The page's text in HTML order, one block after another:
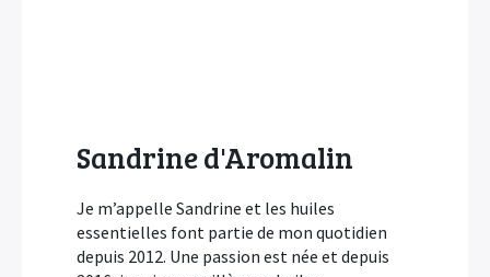
Sandrine d'Aromalin
Je m’appelle Sandrine et les huiles
essentielles font partie de mon quotidien
depuis 2012. Une passion est née et depuis